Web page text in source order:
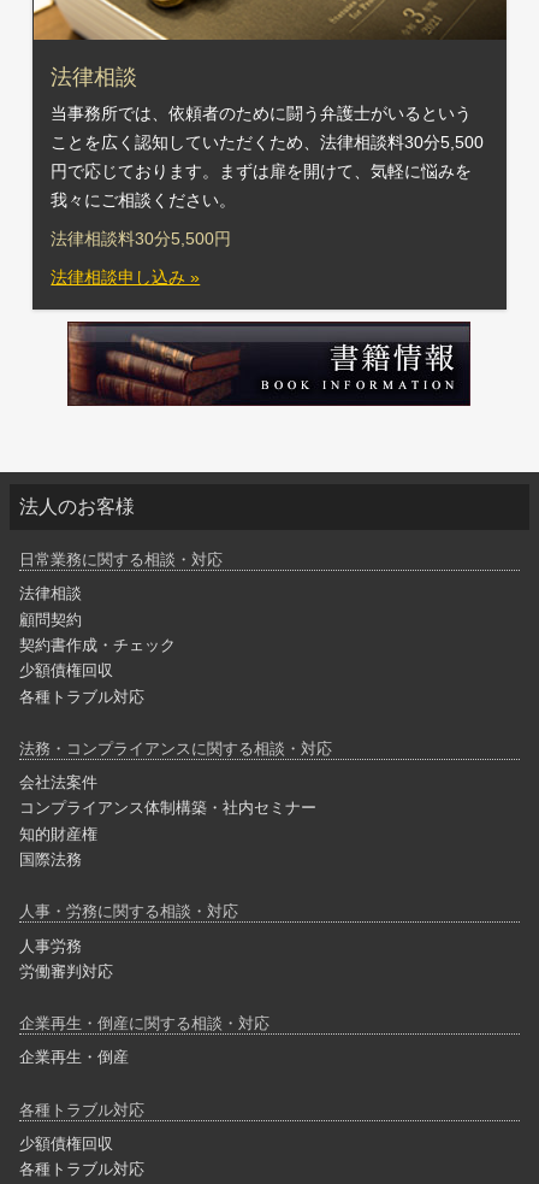
法律相談
当事務所では、依頼者のために闘う弁護士がいるという
ことを広く認知していただくため、法律相談料30分5,500
円で応じております。まずは扉を開けて、気軽に悩みを
我々にご相談ください。
法律相談料30分5,500円
法律相談申し込み »
法人のお客様
日常業務に関する相談・対応
法律相談
顧問契約
契約書作成・チェック
少額債権回収
各種トラブル対応
法務・コンプライアンスに関する相談・対応
会社法案件
コンプライアンス体制構築・社内セミナー
知的財産権
国際法務
人事・労務に関する相談・対応
人事労務
労働審判対応
企業再生・倒産に関する相談・対応
企業再生・倒産
各種トラブル対応
少額債権回収
各種トラブル対応